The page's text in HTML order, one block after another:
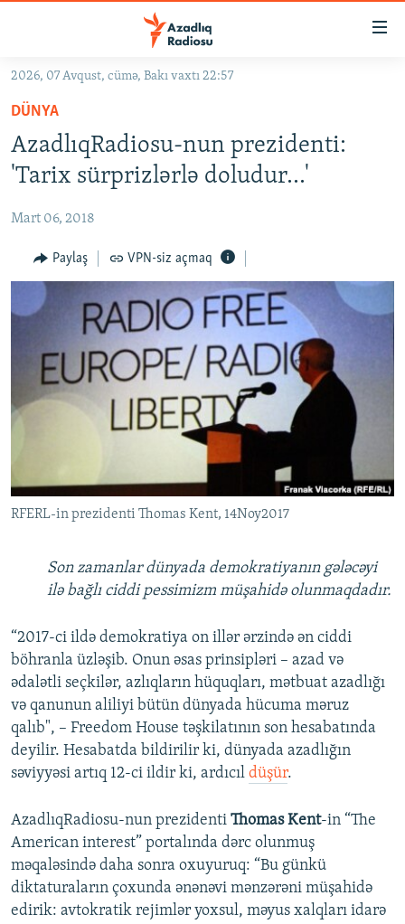
Əsas
qayıt
Əsas
naviqasiyaya
qayıt
#İZAHLA
KORRUPSIOMETR
FƏRQƏ BAX
QANUNI DOĞRU
ARAŞDIRMA
MULTIMEDIA
VIDEO
FOTOQALEREYA
RADIO ARXIV
OXU ZALI
AZƏRBAYCAN ƏDƏBIYYATI KITABXANASI
İZ - MƏDƏNIYYƏT PROQRAMI
HAQQIMIZDA
MATERIALLARIMIZDAN ISTIFADƏ
AZADLIQRADIOSU MOBIL TELEFONUNUZDA
XƏBƏR BÜLLETENLƏRIMIZ
RFE/RL-in bütün saytları
2026, 07 Avqust, cümə, Bakı vaxtı 22:57
DÜNYA
AzadlıqRadiosu-nun prezidenti:
'Tarix sürprizlərlə doludur...'
Mart 06, 2018
Paylaş VPN-siz açmaq
RFERL-in prezidenti Thomas Kent, 14Noy2017
Son zamanlar dünyada demokratiyanın gələcəyi
ilə bağlı ciddi pessimizm müşahidə olunmaqdadır.
“2017-ci ildə demokratiya on illər ərzində ən ciddi
böhranla üzləşib. Onun əsas prinsipləri – azad və
ədalətli seçkilər, azlıqların hüquqları, mətbuat azadlığı
və qanunun aliliyi bütün dünyada hücuma məruz
qalıb", – Freedom House təşkilatının son hesabatında
deyilir. Hesabatda bildirilir ki, dünyada azadlığın
səviyyəsi artıq 12-ci ildir ki, ardıcıl düşür.
AzadlıqRadiosu-nun prezidenti Thomas Kent-in “The
American interest” portalında dərc olunmuş
məqaləsində daha sonra oxuyuruq: “Bu günkü
diktaturaların çoxunda ənənəvi mənzərəni müşahidə
edirik: avtokratik rejimlər yoxsul, məyus xalqları idarə